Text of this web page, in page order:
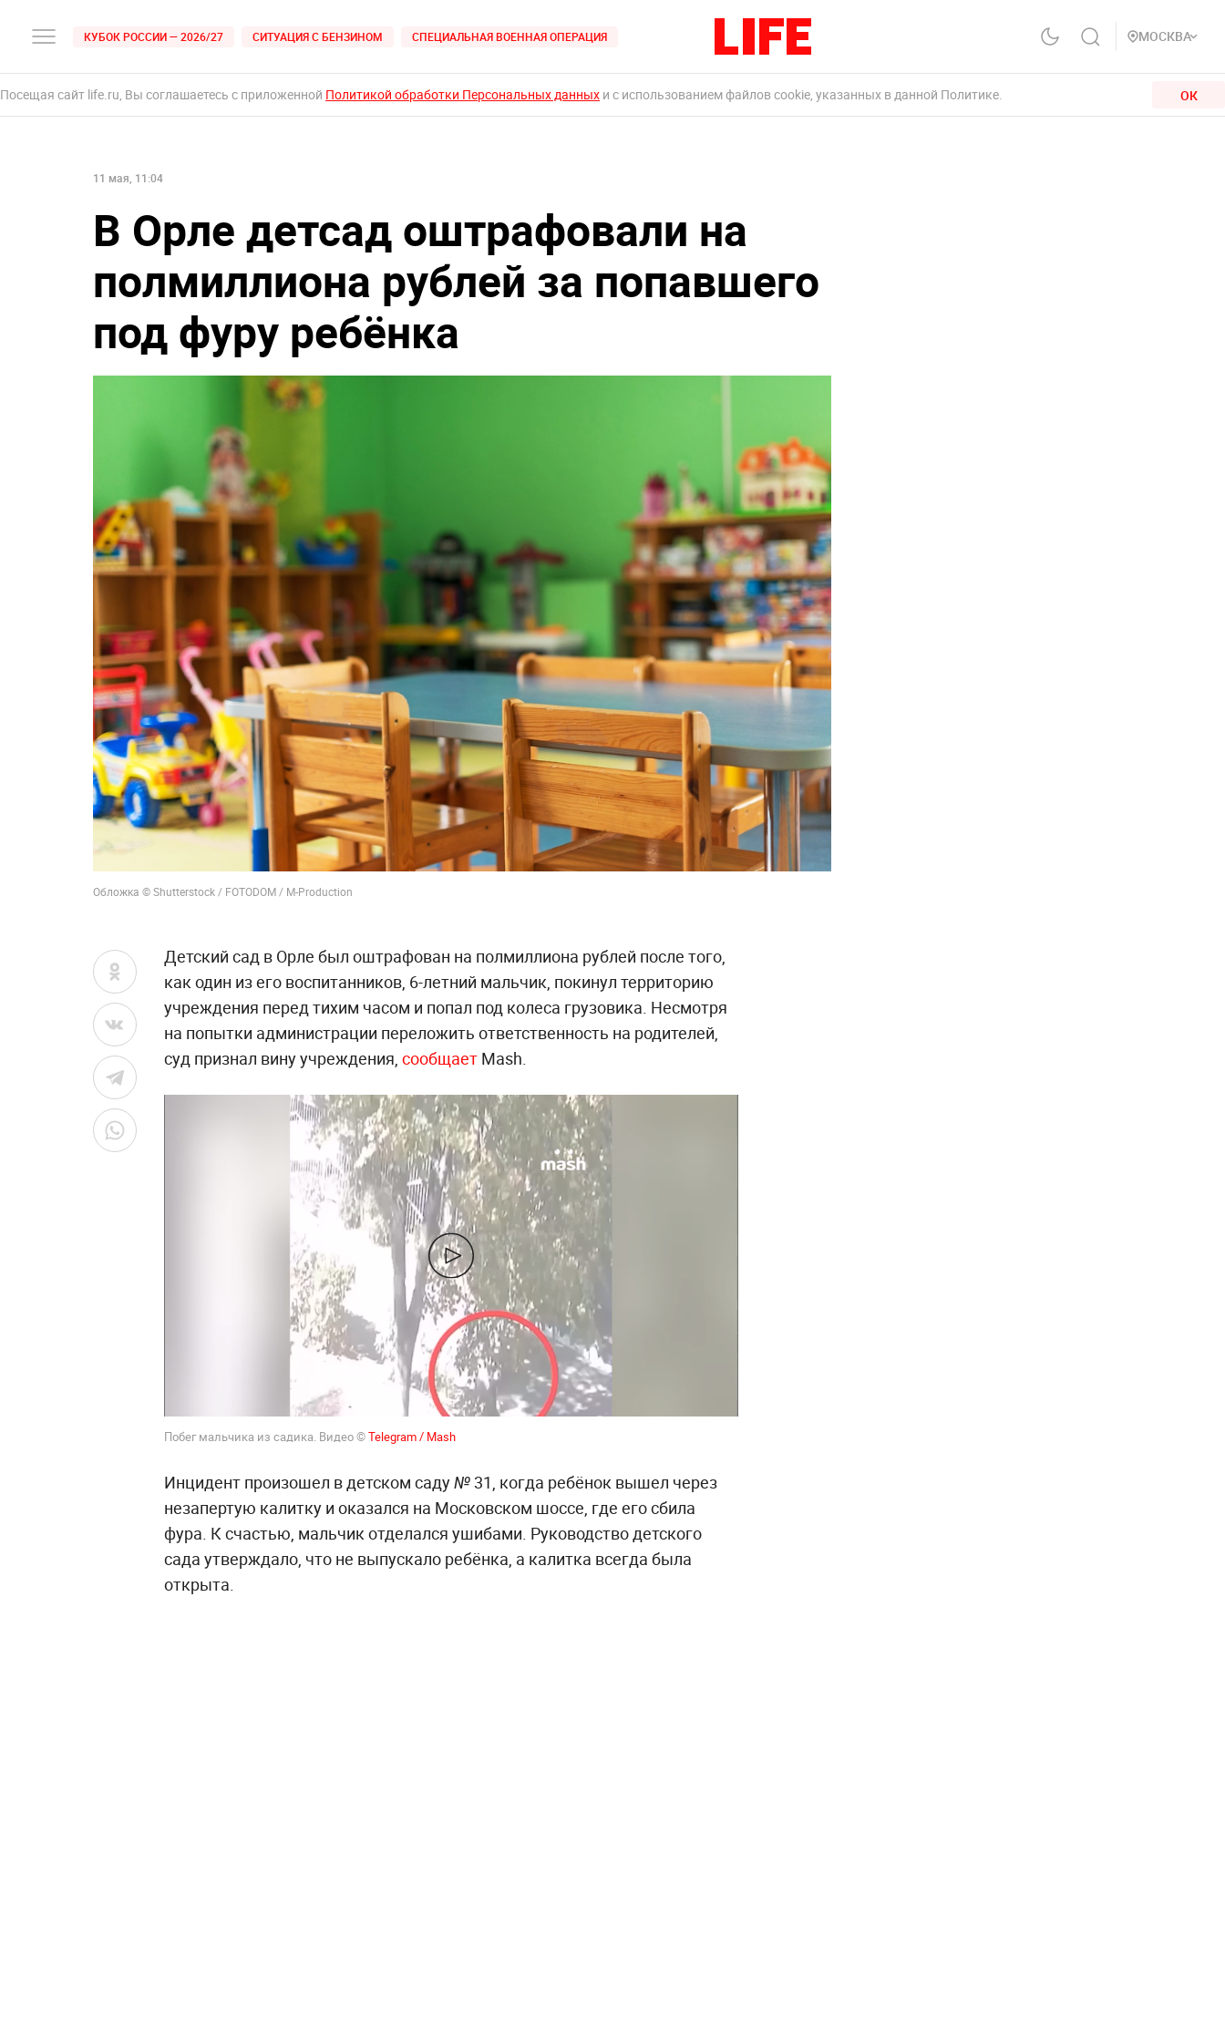
КУБОК РОССИИ — 2026/27 СИТУАЦИЯ С БЕНЗИНОМ СПЕЦИАЛЬНАЯ ВОЕННАЯ ОПЕРАЦИЯ МОСКВА
Посещая сайт life.ru, Вы соглашаетесь с приложенной Политикой обработки Персональных данных и с использованием файлов cookie, указанных в данной Политике. ОК
11 мая, 11:04
В Орле детсад оштрафовали на
полмиллиона рублей за попавшего
под фуру ребёнка
Обложка © Shutterstock / FOTODOM / M-Production
Детский сад в Орле был оштрафован на полмиллиона рублей после того,
как один из его воспитанников, 6-летний мальчик, покинул территорию
учреждения перед тихим часом и попал под колеса грузовика. Несмотря
на попытки администрации переложить ответственность на родителей,
суд признал вину учреждения, сообщает Mash.
Побег мальчика из садика. Видео ©Telegram / Mash
Инцидент произошел в детском саду № 31, когда ребёнок вышел через
незапертую калитку и оказался на Московском шоссе, где его сбила
фура. К счастью, мальчик отделался ушибами. Руководство детского
сада утверждало, что не выпускало ребёнка, а калитка всегда была
открыта.